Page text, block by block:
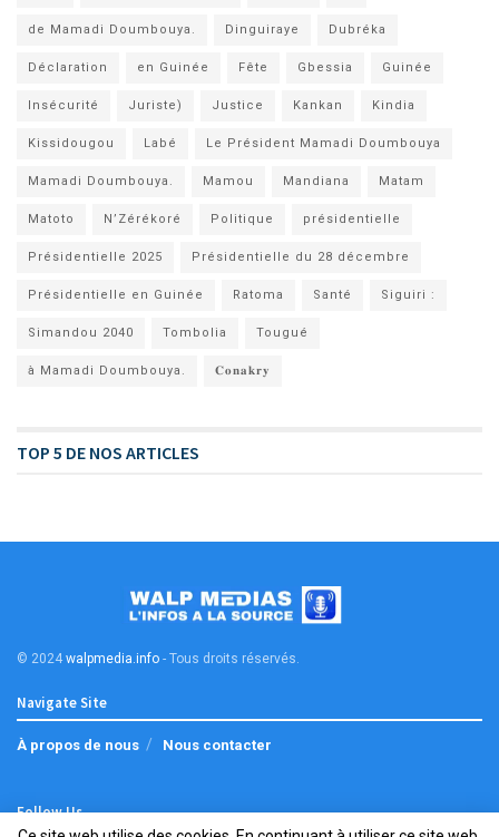
de Mamadi Doumbouya. Dinguiraye Dubréka
Déclaration en Guinée Fête Gbessia Guinée
Insécurité Juriste) Justice Kankan Kindia
Kissidougou Labé Le Président Mamadi Doumbouya
Mamadi Doumbouya. Mamou Mandiana Matam
Matoto N’Zérékoré Politique présidentielle
Présidentielle 2025 Présidentielle du 28 décembre
Présidentielle en Guinée Ratoma Santé Siguiri :
Simandou 2040 Tombolia Tougué
à Mamadi Doumbouya. 𝐂𝐨𝐧𝐚𝐤𝐫𝐲
TOP 5 DE NOS ARTICLES
© 2024 walpmedia.info - Tous droits réservés.
Navigate Site
À propos de nous Nous contacter
Follow Us